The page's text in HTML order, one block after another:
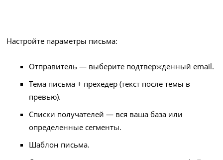
Настройте параметры письма:
Отправитель — выберите подтвержденный email.
Тема письма + прехедер (текст после темы в
превью).
Списки получателей — вся ваша база или
определенные сегменты.
Шаблон письма.